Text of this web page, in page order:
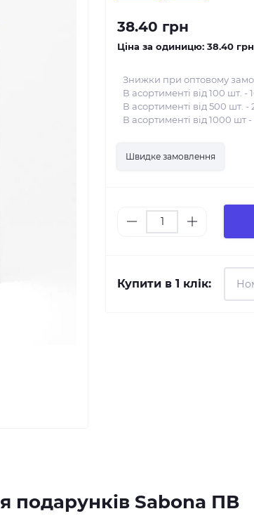
38.40 грн
Ціна за одиницю: 38.40 грн
Знижки при оптовому
В асортименті від 100 шт. -
В асортименті від 500 шт. -
В асортименті від 1000 шт -
Швидке замовлення
Купити в 1 клік:
подарунків Sabona ПВ